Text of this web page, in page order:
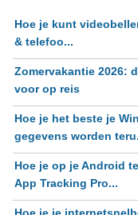
Hoe je kunt
& telefoo...
Zomervakantie 2026:
voor op reis
Hoe je het beste je
gegevens worden
Hoe je op je Android
App Tracking Pro...